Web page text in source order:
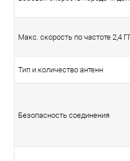
Макс. скорость по частоте 2,4
Тип и количество антенн
Безопасность соединения